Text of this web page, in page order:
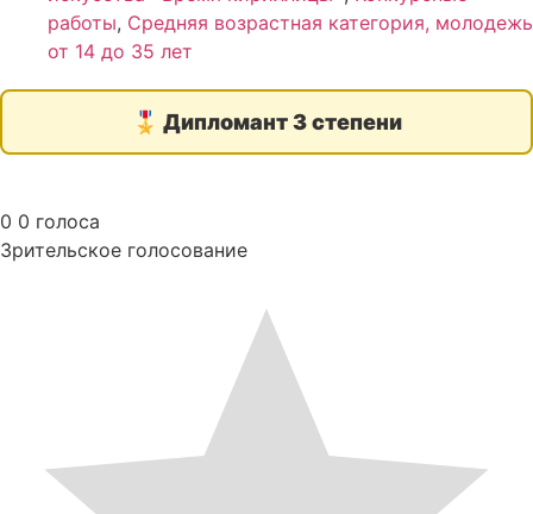
работы, Средняя возрастная категория, молодежь
от 14 до 35 лет
🎖️ Дипломант 3 степени
0 0 голоса
Зрительское голосование